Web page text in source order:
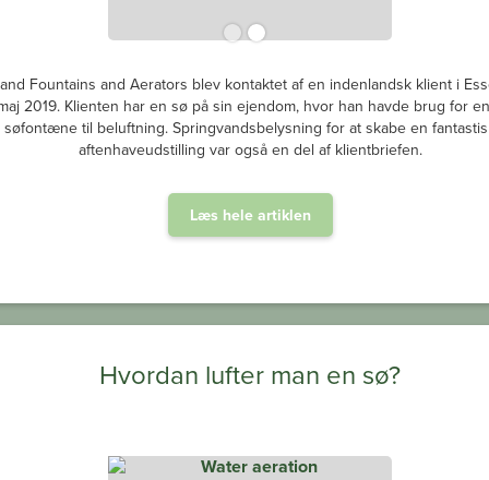
Fountains and Aerators blev kontaktet af en indenlandsk klient i
2019. Klienten har en sø på sin ejendom, hvor han havde brug for
søfontæne til beluftning. Springvandsbelysning for at skabe en
aftenhaveudstilling var også en del af klientbriefen.
Læs hele artiklen
Hvordan lufter man en sø?